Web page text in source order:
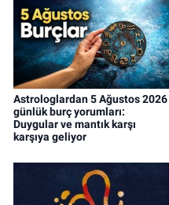
Astrologlardan 5 Ağustos 2026
günlük burç yorumları:
Duygular ve mantık karşı
karşıya geliyor